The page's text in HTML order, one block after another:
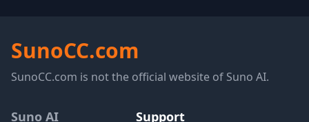
SunoCC.com
SunoCC.com is not the official website of Suno AI.
Suno AI Support